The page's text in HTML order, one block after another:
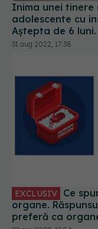
Inima unei tinere
adolescente cu
Aștepta de 6
31 aug 2022, 17:38
EXCLUSIV
organe.
preferă ca